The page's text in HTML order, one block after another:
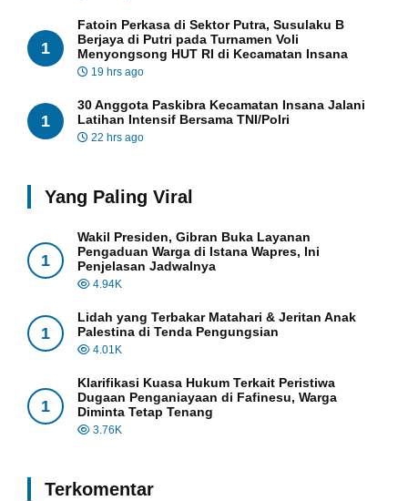
1
Fatoin Perkasa di Sektor Putra, Susulaku B
Berjaya di Putri pada Turnamen Voli
Menyongsong HUT RI di Kecamatan Insana
19 hrs ago
1
30 Anggota Paskibra Kecamatan Insana Jalani
Latihan Intensif Bersama TNI/Polri
22 hrs ago
Yang Paling Viral
1
Wakil Presiden, Gibran Buka Layanan
Pengaduan Warga di Istana Wapres, Ini
Penjelasan Jadwalnya
4.94K
1
Lidah yang Terbakar Matahari & Jeritan Anak
Palestina di Tenda Pengungsian
4.01K
1
Klarifikasi Kuasa Hukum Terkait Peristiwa
Dugaan Penganiayaan di Fafinesu, Warga
Diminta Tetap Tenang
3.76K
Terkomentar